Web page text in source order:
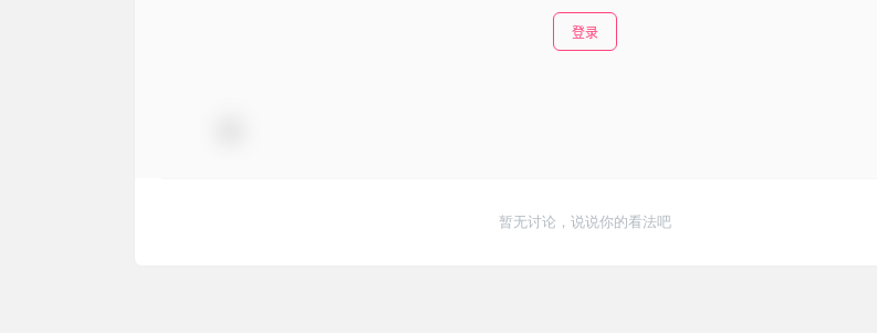
登录
暂无讨论，说说你的看法吧